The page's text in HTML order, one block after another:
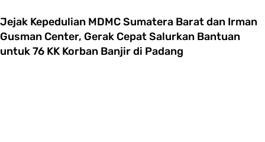
Jejak Kepedulian MDMC Sumatera Barat dan Irman
Gusman Center, Gerak Cepat Salurkan Bantuan
untuk 76 KK Korban Banjir di Padang